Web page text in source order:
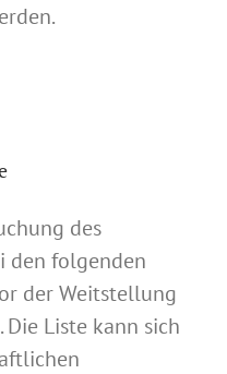
des
den folgenden
der Weitstellung
Liste kann sich